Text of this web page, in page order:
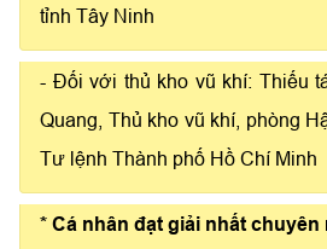
tỉnh Tây Ninh
- Đối với thủ kho vũ khí: Thiếu
Quang, Thủ kho vũ khí, phòng
Tư lệnh Thành phố Hồ Chí Minh
* Cá nhân đạt giải nhất